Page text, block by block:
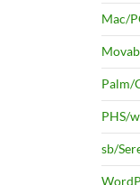
Mac/
Palm/
PHS/
sb/